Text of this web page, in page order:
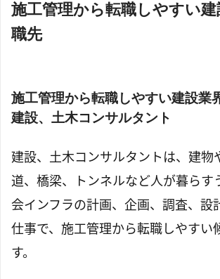
施工管理から転職しやすい
職先
施工管理から転職しやすい建設業
建設、土木コンサルタント
建設、土木コンサルタントは、建物
道、橋梁、トンネルなど人が暮らす
会インフラの計画、企画、調査、設
仕事で、施工管理から転職しやすい
す。